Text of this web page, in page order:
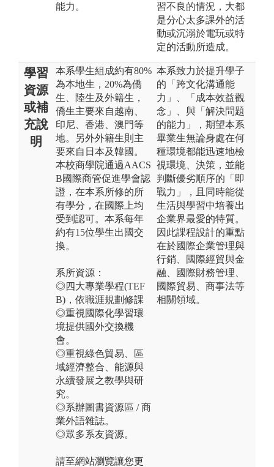
能力。
習不良的情況，大都
是分心太多課外的活
動或沉溺於電玩或特
定的活動所造成。
學習
資源
或補
充說
明
本系學生組成約有80%
為本地生，20%為僑
生、陸生及外籍生，
僑生主要來自越南、
印尼、香港、澳門等
地。另外外籍生則主
要來自日本及韓國。
本校商學院通過AACS
B國際商管促進學會認
證，在本系所修的所
有學分，在國際上均
受到認可。本系每年
約有15位學生出國交
換。
系所資源：
◎四大專業學程(TEF
B)，依職涯規劃修課
◎重視國際化學習環
境提供國外交換機
會。
◎重視綠色貿易、區
域經濟整合、能源與
永續發展之教學與研
究。
◎系辦圖書資源區 / 商
業外語雜誌。
◎眾多系友資源。
請至網站瀏覽讓您更
本系致力於提升學子
的「跨文化溝通能
力」、「成本效益觀
念」、與「解決問題
的能力」，期望本系
畢業生無論身處在何
種環境都能迅速地檢
視環境、決策，並能
判斷優劣順序的「即
戰力」，且同時能從
生活與學習中培養出
企業界最愛的特質。
因此課程設計的重點
在於國際企業管理與
行銷、國際經貿與金
融、國際財務管理、
國際貿易、商事法等
相關領域。